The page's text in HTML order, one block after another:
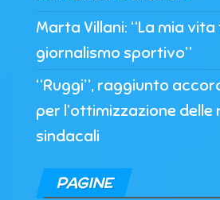
Marta Villani: “La mia
giornalismo sportivo”
“Ruggi”, raggiunto
per l’ottimizzazione delle
sindacali
PAGINE